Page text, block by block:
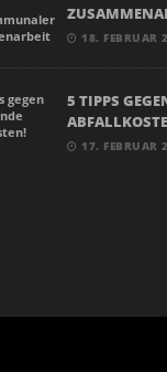
18. FEBRUAR
5 TIPPS
17. FEBRUAR